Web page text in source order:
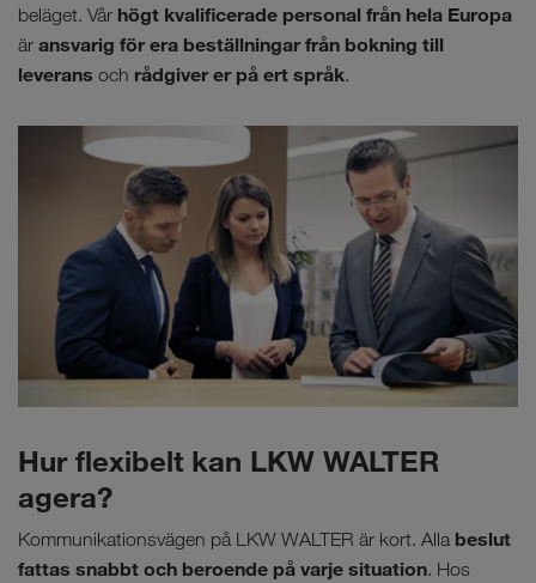
beläget. Vår högt kvalificerade personal från hela Europa
är ansvarig för era beställningar från bokning till
leverans och rådgiver er på ert språk.
Hur flexibelt kan LKW WALTER
agera?
Kommunikationsvägen på LKW WALTER är kort. Alla beslut
fattas snabbt och beroende på varje situation. Hos